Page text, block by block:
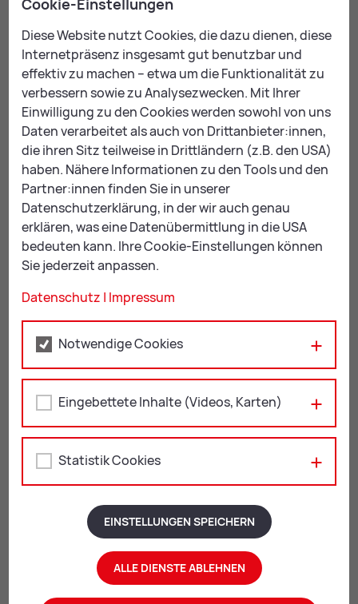
trotzdem Eindruck hinterlässt. Oder anders gesagt:
ein guter Anlass, einfach einmal ins Theater zu gehen.
Ter­mi­ne und Ti­ckets
Dienstag, 23. Juni 2026
19:30 Uhr – Abendvorstellung
12:00 Uhr – Schulaufführung
Ort:Stadttheater Leoben
Kartenverkauf:
oeticket.com
Zen­tral­kar­ten­bü­ro Leo­ben
8700 Leoben
+43 3842 32110-15
Plakat: Il Signor Fagotto
An­sprech­part­ne­rin für Me­di­en
Cookie-Einstellungen
Diese Website nutzt Cookies, die dazu dienen, diese
Internetpräsenz insgesamt gut benutzbar und
effektiv zu machen – etwa um die Funktionalität zu
verbessern sowie zu Analysezwecken. Mit Ihrer
Einwilligung zu den Cookies werden sowohl von uns
Daten verarbeitet als auch von Drittanbieter:innen,
die ihren Sitz teilweise in Drittländern (z.B. den USA)
haben. Nähere Informationen zu den Tools und den
Partner:innen finden Sie in unserer
Datenschutzerklärung, in der wir auch genau
erklären, was eine Datenübermittlung in die USA
bedeuten kann. Ihre Cookie-Einstellungen können
Sie jederzeit anpassen.
Datenschutz | Impressum
Notwendige Cookies
Eingebettete Inhalte (Videos, Karten)
Statistik Cookies
EINSTELLUNGEN SPEICHERN
ALLE DIENSTE ABLEHNEN